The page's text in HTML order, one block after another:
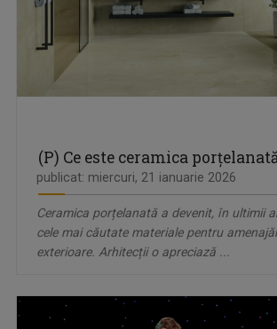
(P) Ce este ceramica
publicat: miercuri, 21 ianuarie 2026
Ceramica porțelanată a devenit, în ultimii
cele mai căutate materiale pentru
exterioare. Arhitecții o apreciază ...